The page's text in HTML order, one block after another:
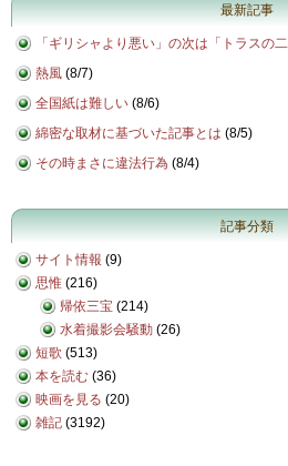
最新記事
「ギリシャより悪い」の次は「トラスの二
熱風 (8/7)
全国紙は難しい (8/6)
綿密な取材に基づいた記事とは (8/5)
その時まさに違法行為 (8/4)
記事分類
サイト情報 (9)
思惟 (216)
帰依三宝 (214)
水着撮影会騒動 (26)
短歌 (513)
本を読む (36)
映画を見る (20)
雑記 (3192)